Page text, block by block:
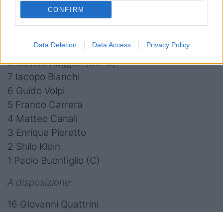
CONFIRM
Data Deletion Data Access Privacy Policy
12 Enrico Lucchin
11 Albert Einstein Batista
9 Thomas Dominguez
8 Davide Ruggeri (Co-C)
7 Iacopo Bianchi
6 Guido Volpi
5 Franco Carrera
4 Matteo Canali
3 Enrique Pieretto
2 Shilo Klein
1 Paolo Buonfiglio (C)
A disposizione:
16 Giovanni Quattrini